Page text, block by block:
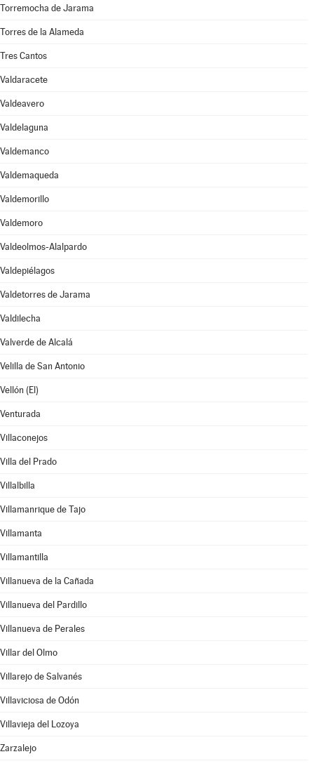
Torremocha de Jarama
Torres de la Alameda
Tres Cantos
Valdaracete
Valdeavero
Valdelaguna
Valdemanco
Valdemaqueda
Valdemorillo
Valdemoro
Valdeolmos-Alalpardo
Valdepiélagos
Valdetorres de Jarama
Valdilecha
Valverde de Alcalá
Velilla de San Antonio
Vellón (El)
Venturada
Villaconejos
Villa del Prado
Villalbilla
Villamanrique de Tajo
Villamanta
Villamantilla
Villanueva de la Cañada
Villanueva del Pardillo
Villanueva de Perales
Villar del Olmo
Villarejo de Salvanés
Villaviciosa de Odón
Villavieja del Lozoya
Zarzalejo